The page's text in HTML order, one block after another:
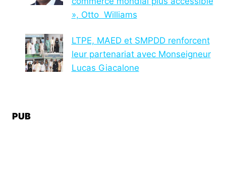
», Otto Williams
LTPE, MAED et SMPDD renforcent
leur partenariat avec Monseigneur
Lucas Giacalone
PUB